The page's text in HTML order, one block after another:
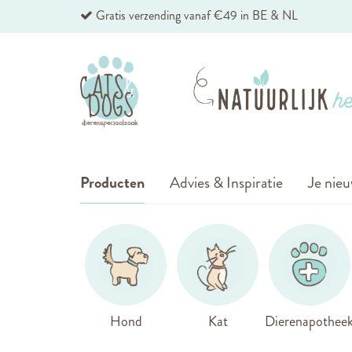
Ga
de
inhoud
Gratis verzending vanaf €49 in BE & NL
Producten
Hond Kat
Advies & Inspiratie Je